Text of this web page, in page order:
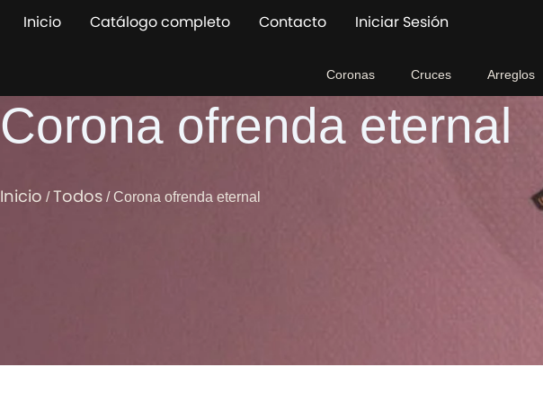
Inicio Catálogo completo Contacto Iniciar Sesión
Coronas Cruces Arreglos
Corona ofrenda eternal
Inicio /Todos / Corona ofrenda eternal